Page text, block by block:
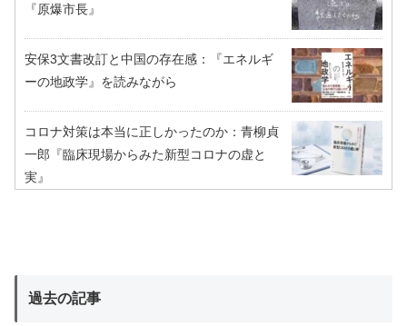
『原爆市長』
安保3文書改訂と中国の存在感：『エネルギ
ーの地政学』を読みながら
コロナ対策は本当に正しかったのか：青柳貞
一郎『臨床現場からみた新型コロナの虚と
実』
過去の記事